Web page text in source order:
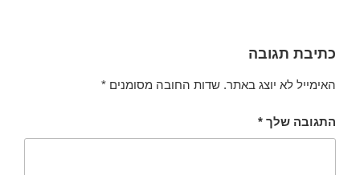
כתיבת תגובה
האימייל לא יוצג באתר. שדות החובה מסומנים *
התגובה שלך *